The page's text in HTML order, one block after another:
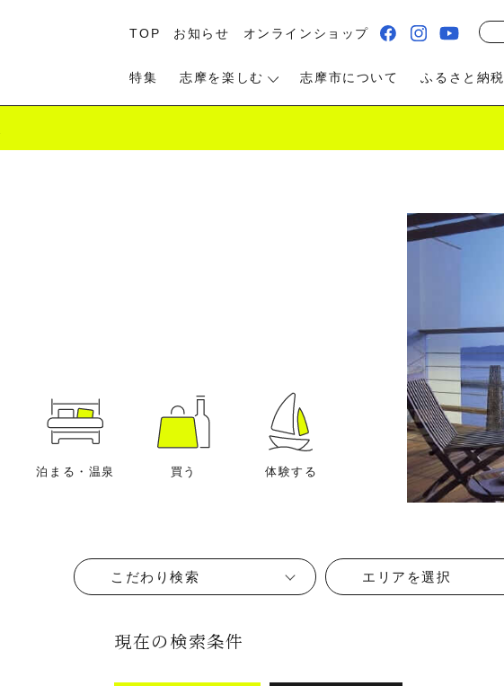
TOP お知らせ オンラインショップ
特集 志摩を楽しむ
泊まる・温泉
志摩市について ふるさと納税
泊まる・温泉 買う 体験する
こだわり検索 エリアを選択
現在の検索条件